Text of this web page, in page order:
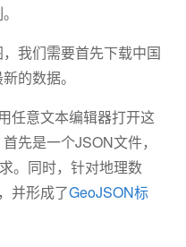
我们需要首先下载中国
的数据。
任意文本编辑器打开这
先是一个JSON文件，
。同时，针对地理数
并形成了GeoJSON标